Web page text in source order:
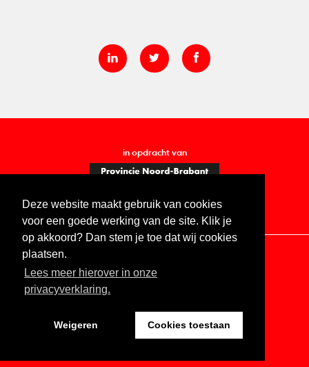
Deze website maakt gebruik van cookies
voor een goede werking van de site. Klik je
op akkoord? Dan stem je toe dat wij cookies
plaatsen.
Lees meer hierover in onze
privacyverklaring.
Weigeren Cookies toestaan
in opdracht van
Contact Vacatures ANBI
Digitale toegankelijkheid